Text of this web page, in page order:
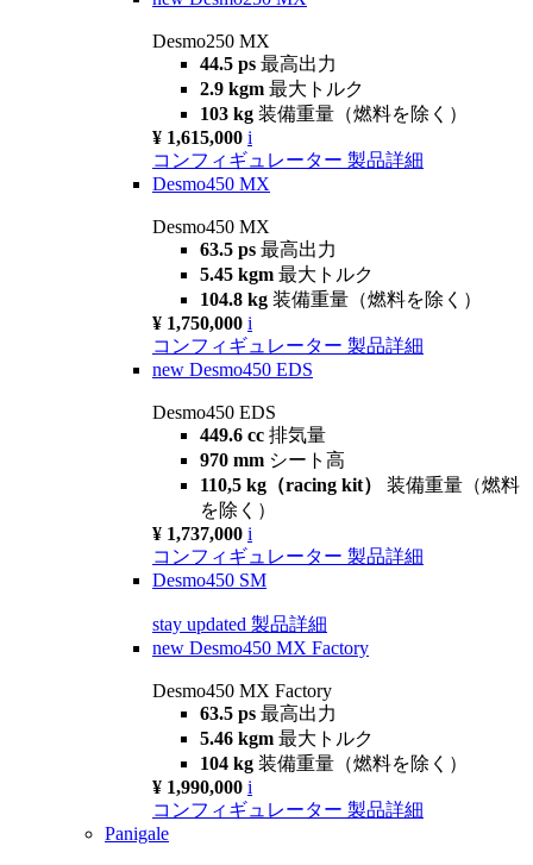
Desmo250 MX
44.5 ps 最高出力
2.9 kgm 最大トルク
103 kg 装備重量（燃料を除く）
¥ 1,615,000 i
コンフィギュレーター 製品詳細
Desmo450 MX
Desmo450 MX
63.5 ps 最高出力
5.45 kgm 最大トルク
104.8 kg 装備重量（燃料を除く）
¥ 1,750,000 i
コンフィギュレーター 製品詳細
new Desmo450 EDS
Desmo450 EDS
449.6 cc 排気量
970 mm シート高
110,5 kg（racing kit） 装備重量（燃料
を除く）
¥ 1,737,000 i
コンフィギュレーター 製品詳細
Desmo450 SM
stay updated 製品詳細
new Desmo450 MX Factory
Desmo450 MX Factory
63.5 ps 最高出力
5.46 kgm 最大トルク
104 kg 装備重量（燃料を除く）
¥ 1,990,000 i
コンフィギュレーター 製品詳細
Panigale